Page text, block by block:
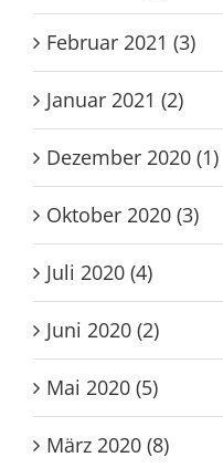
Februar 2021 (3)
Januar 2021 (2)
Dezember 2020 (1)
Oktober 2020 (3)
Juli 2020 (4)
Juni 2020 (2)
Mai 2020 (5)
März 2020 (8)